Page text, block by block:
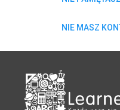
NIE MASZ